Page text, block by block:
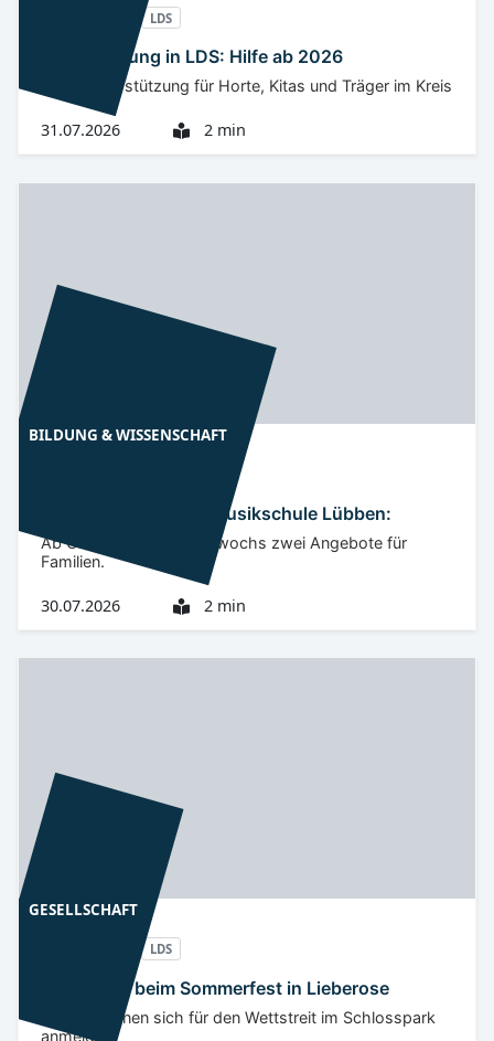
LDS
Kita-Beratung in LDS: Hilfe ab 2026
Mehr Unterstützung für Horte, Kitas und Träger im Kreis
31.07.2026 2 min
BILDUNG & WISSENSCHAFT
Kinder-Kurse in der Musikschule Lübben:
Ab Oktober starten mittwochs zwei Angebote für
Familien.
30.07.2026 2 min
GESELLSCHAFT
LDS
Olympiade beim Sommerfest in Lieberose
Teams können sich für den Wettstreit im Schlosspark
anmelden.